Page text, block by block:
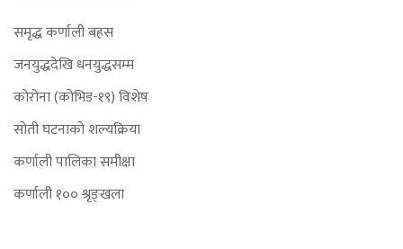
समृद्ध कर्णाली बहस
जनयुद्धदेखि धनयुद्धसम्म
कोरोना (कोभिड-१९) विशेष
सोती घटनाको शल्यक्रिया
कर्णाली पालिका समीक्षा
कर्णाली १०० श्रृङ्खला